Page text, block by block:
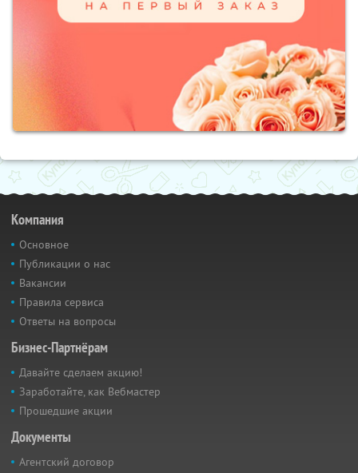
Компания
Основное
Публикации о нас
Вакансии
Правила сервиса
Ответы на вопросы
Бизнес-Партнёрам
Давайте сделаем акцию!
Заработайте, как Вебмастер
Прошедшие акции
Документы
Агентский договор